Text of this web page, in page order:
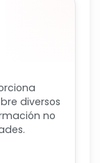
diversos
no